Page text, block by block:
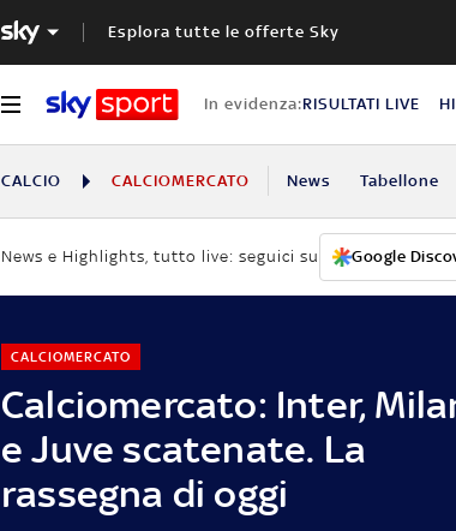
Esplora tutte le offerte Sky
In evidenza:RISULTATI LIVE
CALCIO CALCIOMERCATO News Tabellone
News e Highlights, tutto live: seguici su Google
Calciomercato: Inter,
e Juve scatenate. La
rassegna di oggi
CALCIOMERCATO